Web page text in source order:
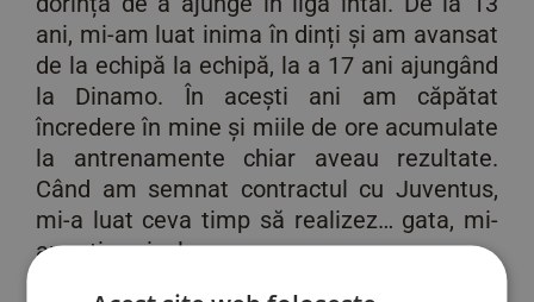
ani, mi-am luat inima în dinți și am avansat
de la echipă la echipă, la a 17 ani ajungând
la Dinamo. În acești ani am căpătat
încredere în mine și miile de ore acumulate
la antrenamente chiar aveau rezultate.
Când am semnat contractul cu Juventus,
mi-a luat ceva timp să realizez… gata, mi-
am atins visul.